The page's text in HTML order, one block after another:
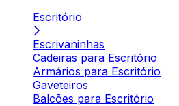
Escritório
Escrivaninhas
Cadeiras para Escritório
Armários para Escritório
Gaveteiros
Balcões para Escritório